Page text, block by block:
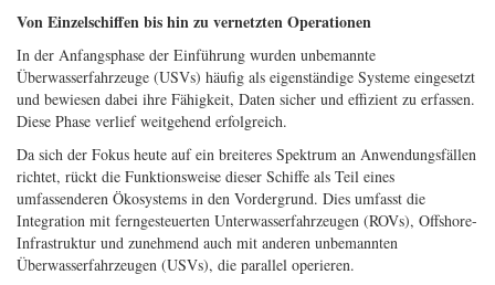
Von Einzelschiffen bis hin zu vernetzten Operationen
In der Anfangsphase der Einführung wurden unbemannte
Überwasserfahrzeuge (USVs) häufig als eigenständige Systeme eingesetzt
und bewiesen dabei ihre Fähigkeit, Daten sicher und effizient zu erfassen.
Diese Phase verlief weitgehend erfolgreich.
Da sich der Fokus heute auf ein breiteres Spektrum an Anwendungsfällen
richtet, rückt die Funktionsweise dieser Schiffe als Teil eines
umfassenderen Ökosystems in den Vordergrund. Dies umfasst die
Integration mit ferngesteuerten Unterwasserfahrzeugen (ROVs), Offshore-
Infrastruktur und zunehmend auch mit anderen unbemannten
Überwasserfahrzeugen (USVs), die parallel operieren.